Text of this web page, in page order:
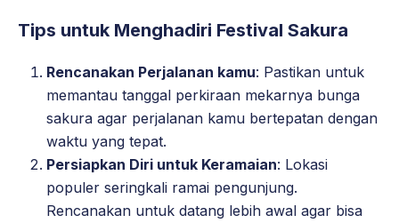
Tips untuk Menghadiri Festival Sakura
Rencanakan Perjalanan kamu: Pastikan untuk
memantau tanggal perkiraan mekarnya bunga
sakura agar perjalanan kamu bertepatan dengan
waktu yang tepat.
Persiapkan Diri untuk Keramaian: Lokasi
populer seringkali ramai pengunjung.
Rencanakan untuk datang lebih awal agar bisa